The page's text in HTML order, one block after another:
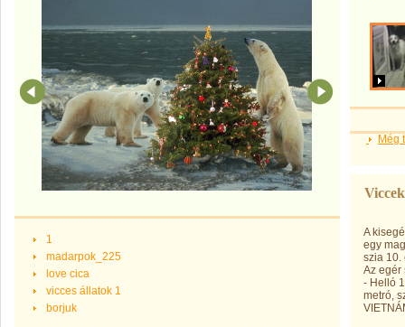
1
madarpok_225
love cica
vicces állatok 1
borjuk
Még
Viccek
A
egy
szia 10.
Az egér
- Helló
metró,